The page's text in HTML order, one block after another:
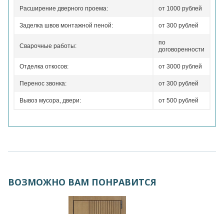
Расширение дверного проема: от 1000 рублей
Заделка швов монтажной пеной: от 300 рублей
Сварочные работы:
по
договоренности
Отделка откосов: от 3000 рублей
Перенос звонка: от 300 рублей
Вывоз мусора, двери: от 500 рублей
ВОЗМОЖНО ВАМ ПОНРАВИТСЯ